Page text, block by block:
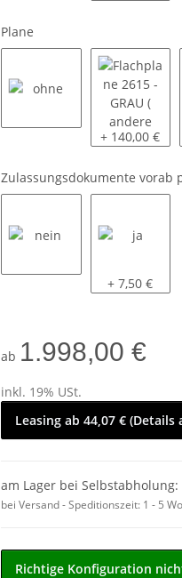
Plane
Flachplane
+ 140,00 €
Zulassungsdokumente vorab
ja
+ 7,50 €
ab 1.998,00 €
inkl. 19% USt.
Leasing ab 44,07 € (Details
am Lager bei
bei Versand - Speditionszeit: 1 - 5
Richtige Konfiguration